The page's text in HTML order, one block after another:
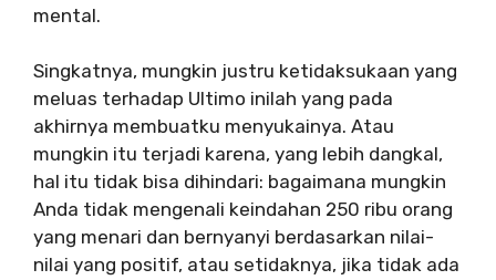
mental.
Singkatnya, mungkin justru ketidaksukaan yang
meluas terhadap Ultimo inilah yang pada
akhirnya membuatku menyukainya. Atau
mungkin itu terjadi karena, yang lebih dangkal,
hal itu tidak bisa dihindari: bagaimana mungkin
Anda tidak mengenali keindahan 250 ribu orang
yang menari dan bernyanyi berdasarkan nilai-
nilai yang positif, atau setidaknya, jika tidak ada